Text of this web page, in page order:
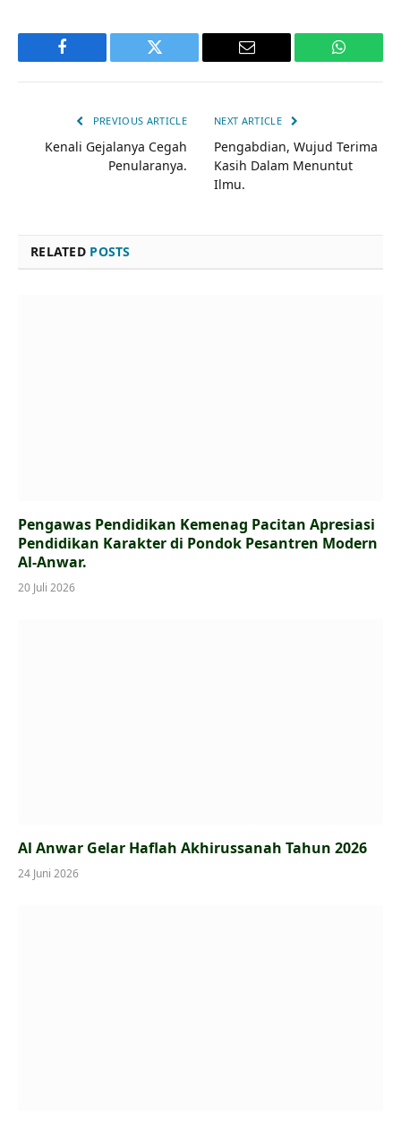
Facebook Twitter Email
PREVIOUS ARTICLE
Kenali Gejalanya Cegah
Penularanya.
NEXT ARTICLE
Pengabdian, Wujud Terima
Kasih Dalam Menuntut
Ilmu.
RELATED POSTS
Pengawas Pendidikan Kemenag Pacitan Apresiasi
Pendidikan Karakter di Pondok Pesantren Modern
Al-Anwar.
20 Juli 2026
Al Anwar Gelar Haflah Akhirussanah Tahun 2026
24 Juni 2026